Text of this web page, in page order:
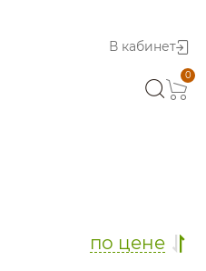
В кабинет
0
по цене